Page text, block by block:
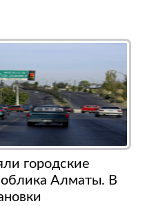
городские
Алматы. В